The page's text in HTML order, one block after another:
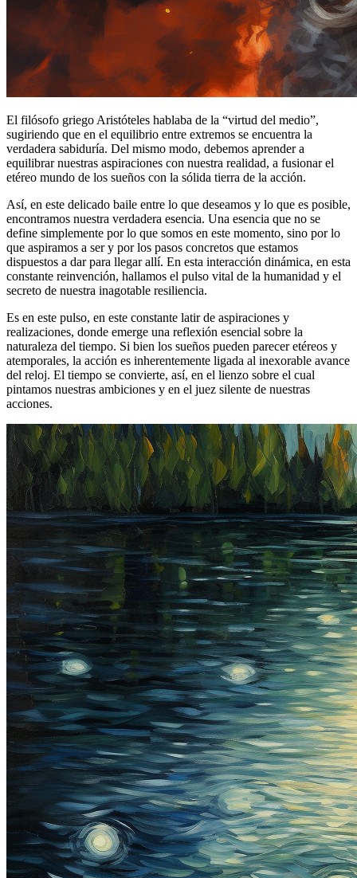
El filósofo griego Aristóteles hablaba de la “virtud del medio”,
sugiriendo que en el equilibrio entre extremos se encuentra la
verdadera sabiduría. Del mismo modo, debemos aprender a
equilibrar nuestras aspiraciones con nuestra realidad, a fusionar el
etéreo mundo de los sueños con la sólida tierra de la acción.
Así, en este delicado baile entre lo que deseamos y lo que es posible,
encontramos nuestra verdadera esencia. Una esencia que no se
define simplemente por lo que somos en este momento, sino por lo
que aspiramos a ser y por los pasos concretos que estamos
dispuestos a dar para llegar allí. En esta interacción dinámica, en esta
constante reinvención, hallamos el pulso vital de la humanidad y el
secreto de nuestra inagotable resiliencia.
Es en este pulso, en este constante latir de aspiraciones y
realizaciones, donde emerge una reflexión esencial sobre la
naturaleza del tiempo. Si bien los sueños pueden parecer etéreos y
atemporales, la acción es inherentemente ligada al inexorable avance
del reloj. El tiempo se convierte, así, en el lienzo sobre el cual
pintamos nuestras ambiciones y en el juez silente de nuestras
acciones.